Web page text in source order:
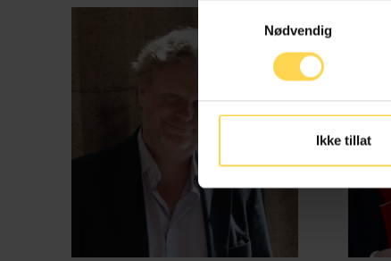
Samtykkevalg
Nødvendig
Ikke tillat